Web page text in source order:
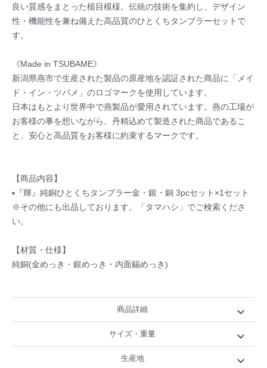
良い質感をまとった槌目模様。伝統の技術を集約し、デザイン
性・機能性を兼ね備えた高品質のひとくちタンブラーセットで
す。
《Made in TSUBAME》
新潟県燕市で生産された製品の原産地を認証された商品に「メイ
ド・イン・ツバメ」のロゴマークを使用しています。
日本はもとより世界中で燕製品が愛用されています。燕の工場が
お客様の事を想いながら、丹精込めて製造された商品であるこ
と、安心と高品質をお客様に約束するマークです。
【商品内容】
▪『輝』純銅ひとくちタンブラー金・銀・銅 3pcセット×1セット
※その他にも出品しております。「タマハシ」でご検索くださ
い。
【材質・仕様】
純銅(金めっき・銀めっき・内面錫めっき)
商品詳細 expand_more
サイズ・重量 expand_more
生産地 expand_more